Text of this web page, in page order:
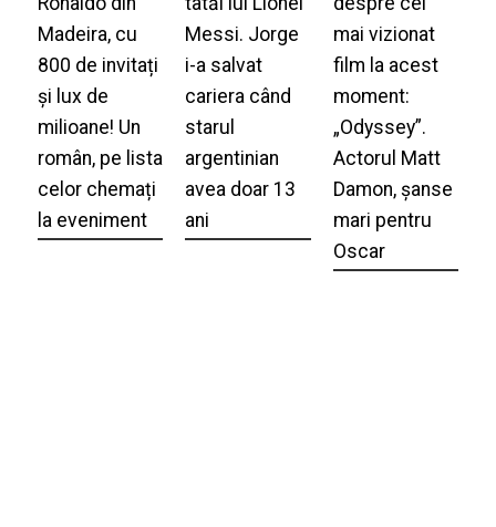
Madeira, cu
800 de invitați
și lux de
milioane! Un
român, pe lista
celor chemați
la eveniment
Messi. Jorge
i-a salvat
cariera când
starul
argentinian
avea doar 13
ani
mai vizionat
film la acest
moment:
„Odyssey”.
Actorul Matt
Damon, șanse
mari pentru
Oscar